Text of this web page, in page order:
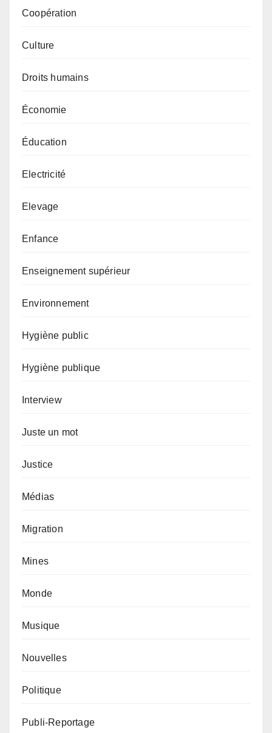
Coopération
Culture
Droits humains
Économie
Éducation
Electricité
Elevage
Enfance
Enseignement supérieur
Environnement
Hygiène public
Hygiène publique
Interview
Juste un mot
Justice
Médias
Migration
Mines
Monde
Musique
Nouvelles
Politique
Publi-Reportage